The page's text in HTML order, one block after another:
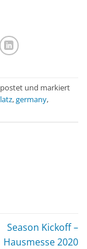
und markiert
,germany,
Season Kickoff –
Hausmesse 2020